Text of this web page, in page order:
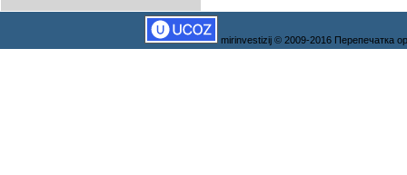
mirinvestizij © 2009-2016 Перепечатка